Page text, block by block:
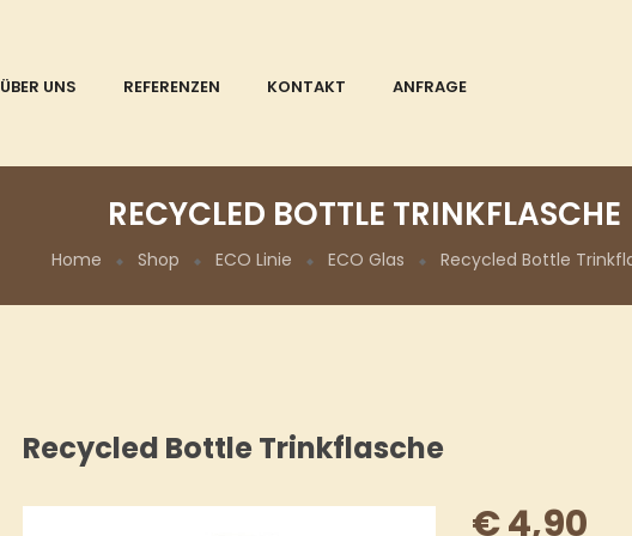
ÜBER UNS REFERENZEN KONTAKT ANFRAGE
RECYCLED BOTTLE TRINKFLASCHE
Home Shop ECO Linie ECO Glas Recycled Bottle
Recycled Bottle Trinkflasche
€4,90